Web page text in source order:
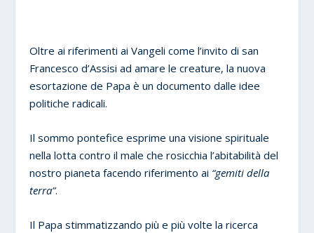
Oltre ai riferimenti ai Vangeli come l’invito di san
Francesco d’Assisi ad amare le creature, la nuova
esortazione de Papa è un documento dalle idee
politiche radicali.
Il sommo pontefice esprime una visione spirituale
nella lotta contro il male che rosicchia l’abitabilità del
nostro pianeta facendo riferimento ai “gemiti della
terra”.
Il Papa stimmatizzando più e più volte la ricerca